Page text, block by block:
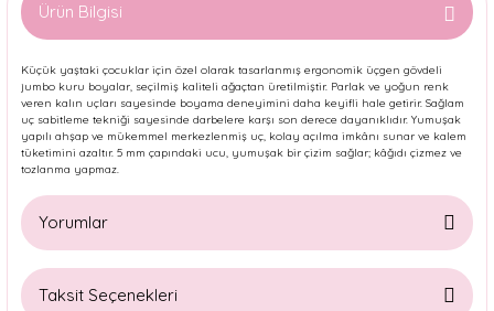
Ürün Bilgisi
Küçük yaştaki çocuklar için özel olarak tasarlanmış ergonomik üçgen gövdeli
jumbo kuru boyalar, seçilmiş kaliteli ağaçtan üretilmiştir. Parlak ve yoğun renk
veren kalın uçları sayesinde boyama deneyimini daha keyifli hale getirir. Sağlam
uç sabitleme tekniği sayesinde darbelere karşı son derece dayanıklıdır. Yumuşak
yapılı ahşap ve mükemmel merkezlenmiş uç, kolay açılma imkânı sunar ve kalem
tüketimini azaltır. 5 mm çapındaki ucu, yumuşak bir çizim sağlar; kâğıdı çizmez ve
tozlanma yapmaz.
Yorumlar
Taksit Seçenekleri